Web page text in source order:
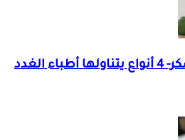
أفضل الفواكه للسكر- 4 أنواع يتناولها أطباء الغدد